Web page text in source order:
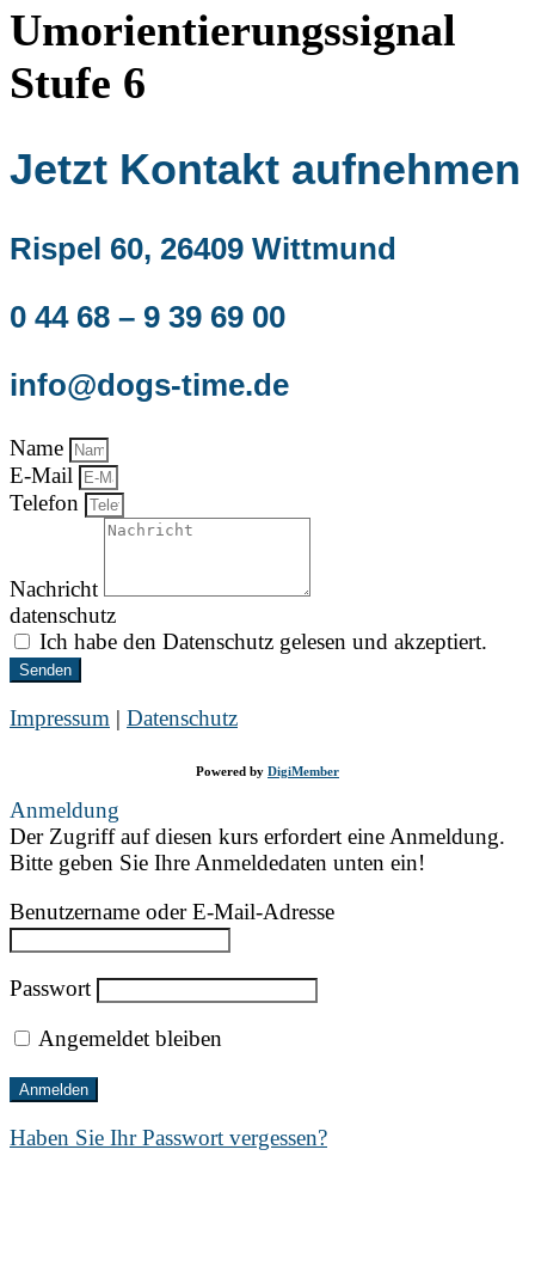
Umorientierungssignal
Stufe 6
Jetzt Kontakt aufnehmen
Rispel 60, 26409 Wittmund
0 44 68 – 9 39 69 00
info@dogs-time.de
Name
E-Mail
Telefon
Nachricht
datenschutz
Ich habe den Datenschutz gelesen und akzeptiert.
Senden
Impressum | Datenschutz
Powered by DigiMember
Anmeldung
Der Zugriff auf diesen kurs erfordert eine Anmeldung.
Bitte geben Sie Ihre Anmeldedaten unten ein!
Benutzername oder E-Mail-Adresse
Passwort
Angemeldet bleiben
Haben Sie Ihr Passwort vergessen?